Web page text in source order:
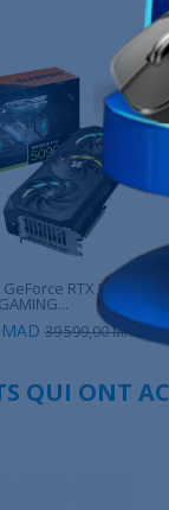
RTX 5090
GAMING...
39 599,00 MAD
QUI ONT